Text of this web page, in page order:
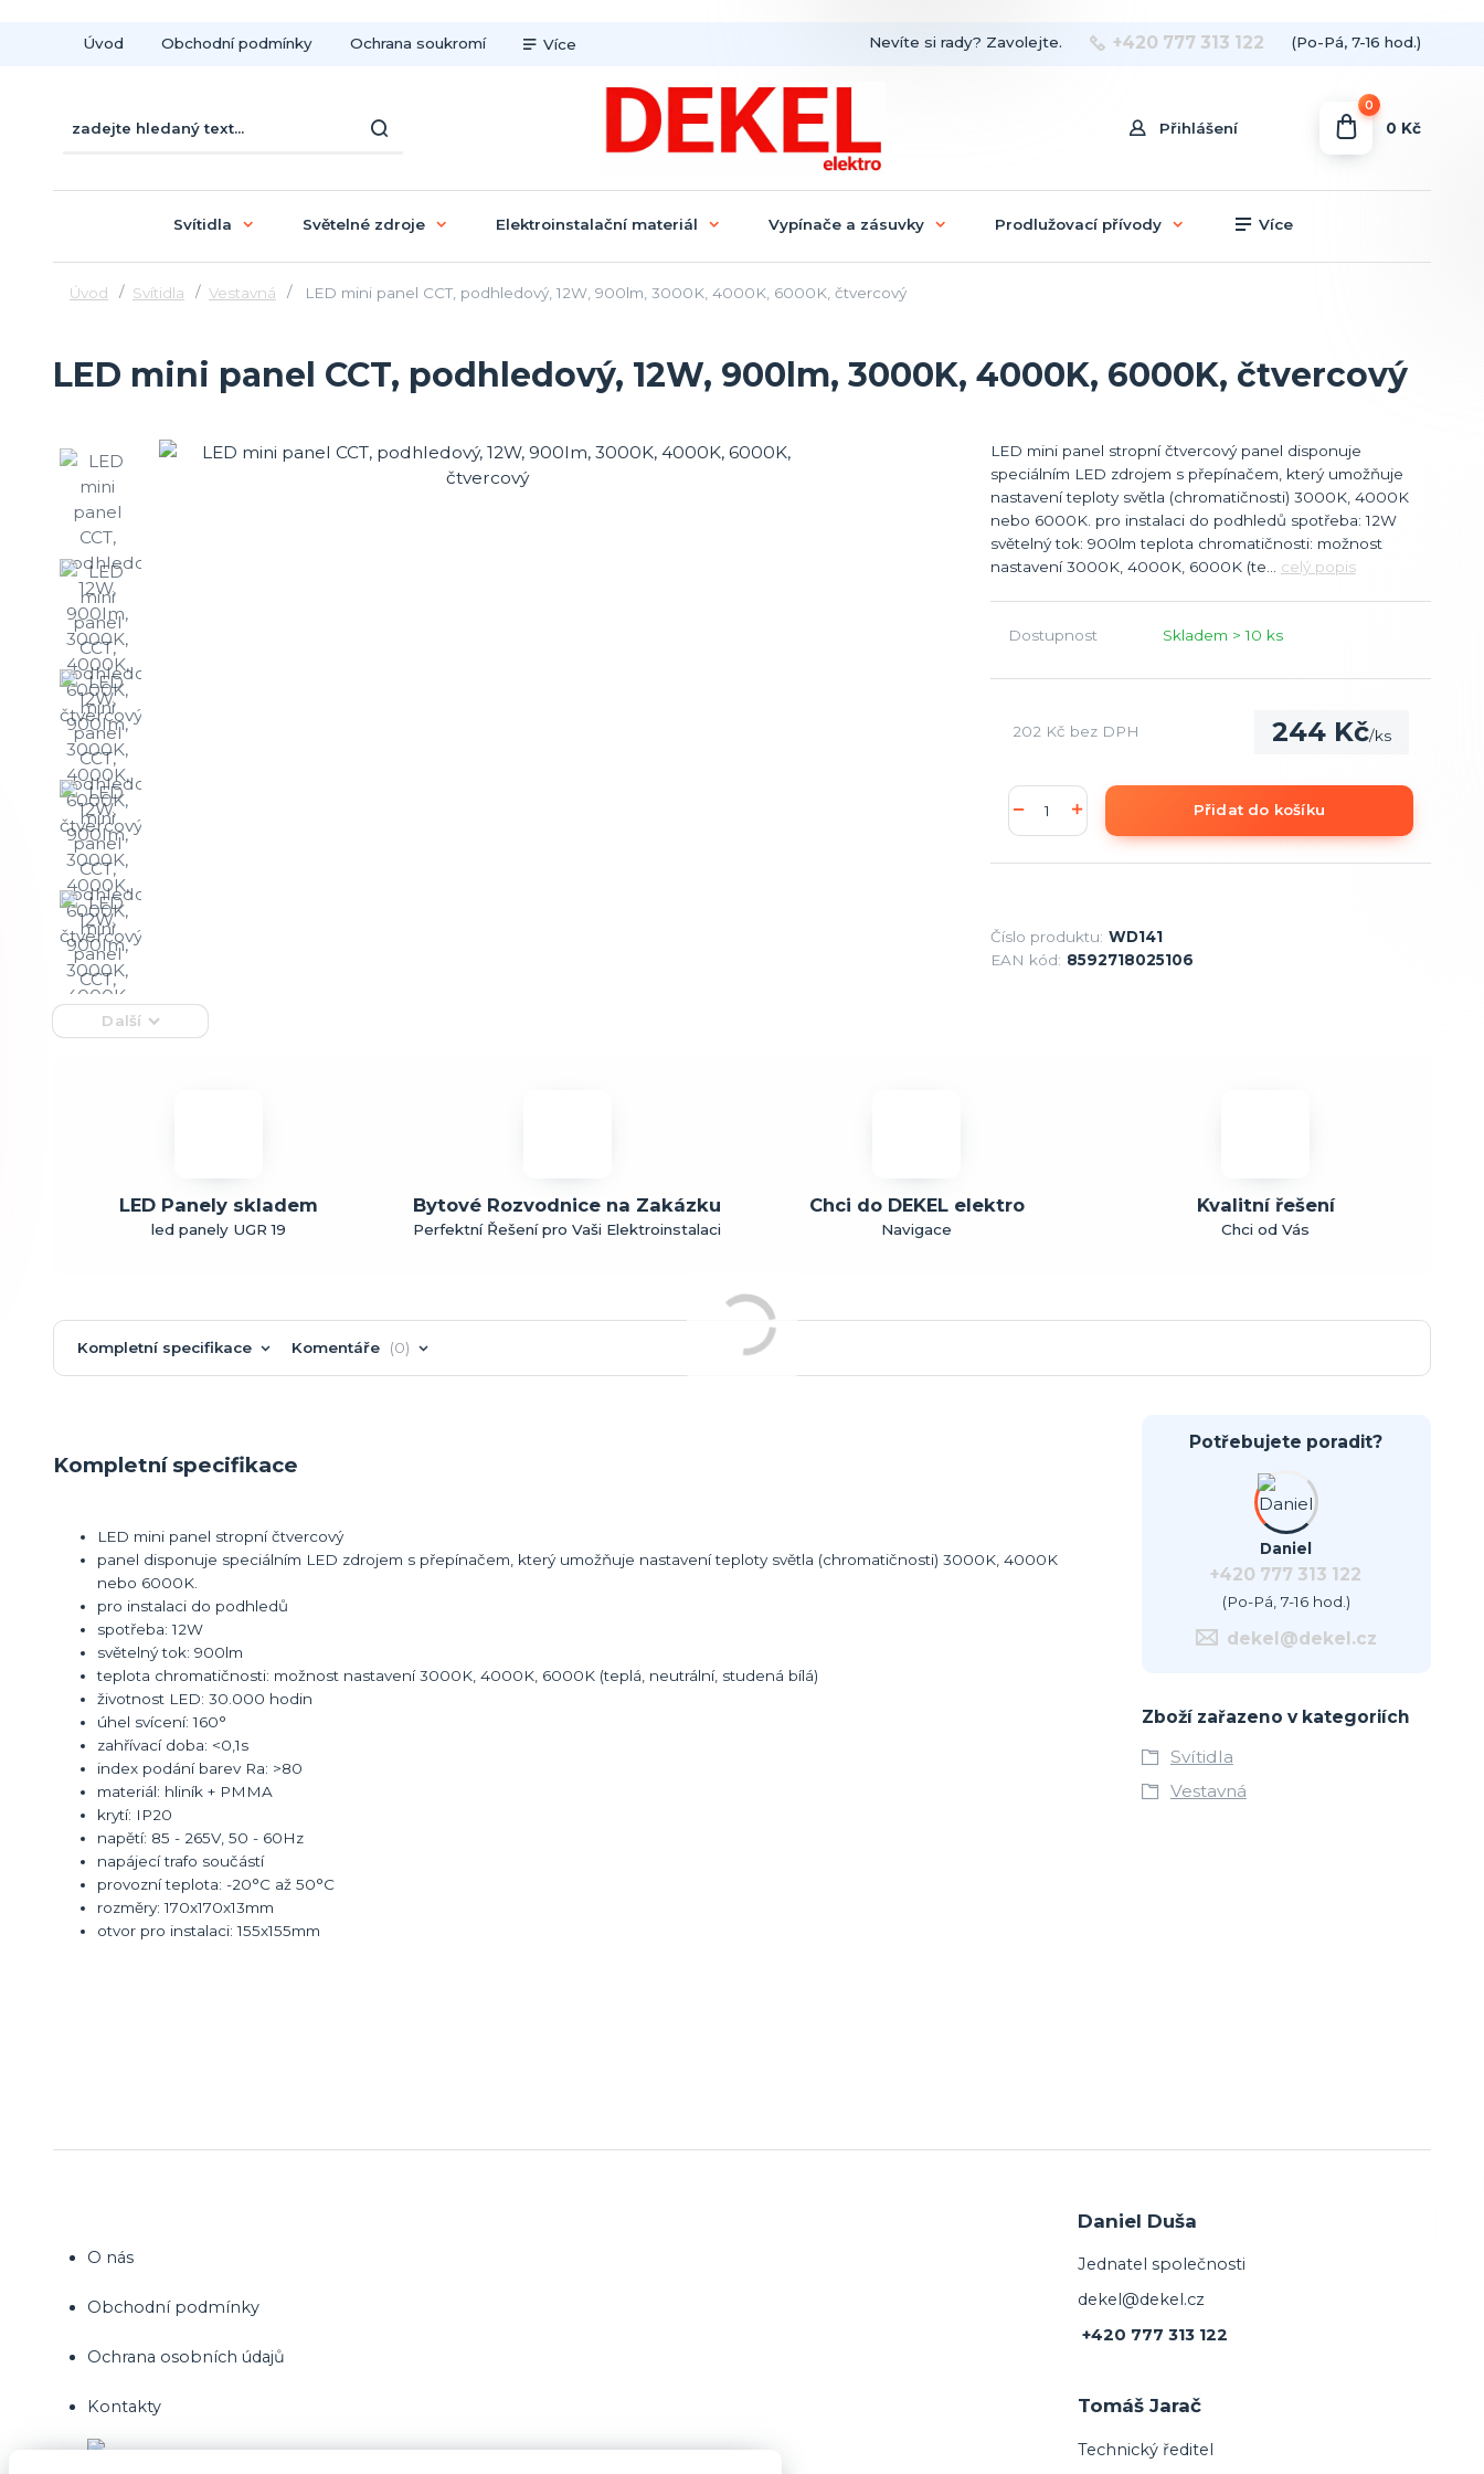
Úvod Obchodní podmínky Ochrana soukromí Více
Přihlášení
Nevíte si rady? Zavolejte. +420 777 313 122 (Po-Pá, 7-16 hod.)
0
0 Kč
Svítidla Světelné zdroje Elektroinstalační materiál Vypínače a zásuvky Prodlužovací přívody Více
Úvod Svítidla Vestavná LED mini panel CCT, podhledový, 12W, 900lm, 3000K, 4000K, 6000K, čtvercový
LED mini panel CCT, podhledový, 12W, 900lm, 3000K, 4000K, 6000K, čtvercový
Další
LED mini panel stropní čtvercový panel disponuje
speciálním LED zdrojem s přepínačem, který umožňuje
nastavení teploty světla (chromatičnosti) 3000K, 4000K
nebo 6000K. pro instalaci do podhledů spotřeba: 12W
světelný tok: 900lm teplota chromatičnosti: možnost
nastavení 3000K, 4000K, 6000K (te... celý popis
Dostupnost Skladem > 10 ks
244 Kč/ks
202 Kč bez DPH
Přidat do košíku
Číslo produktu: WD141
EAN kód: 8592718025106
LED Panely skladem
led panely UGR 19
Bytové Rozvodnice na Zakázku
Perfektní Řešení pro Vaši Elektroinstalaci
Chci do DEKEL elektro
Navigace
Kvalitní řešení
Chci od Vás
Kompletní specifikace Komentáře 0
Kompletní specifikace
LED mini panel stropní čtvercový
panel disponuje speciálním LED zdrojem s přepínačem, který umožňuje nastavení teploty světla (chromatičnosti) 3000K, 4000K
nebo 6000K.
pro instalaci do podhledů
spotřeba: 12W
světelný tok: 900lm
teplota chromatičnosti: možnost nastavení 3000K, 4000K, 6000K (teplá, neutrální, studená bílá)
životnost LED: 30.000 hodin
úhel svícení: 160°
zahřívací doba: <0,1s
index podání barev Ra: >80
materiál: hliník + PMMA
krytí: IP20
napětí: 85 - 265V, 50 - 60Hz
napájecí trafo součástí
provozní teplota: -20°C až 50°C
rozměry: 170x170x13mm
otvor pro instalaci: 155x155mm
Potřebujete poradit?
Daniel
+420 777 313 122
(Po-Pá, 7-16 hod.)
dekel@dekel.cz
Zboží zařazeno v kategoriích
Svítidla
Vestavná
O nás
Obchodní podmínky
Ochrana osobních údajů
Kontakty
Daniel Duša
Jednatel společnosti
dekel@dekel.cz
+420 777 313 122
Tomáš Jarač
Technický ředitel